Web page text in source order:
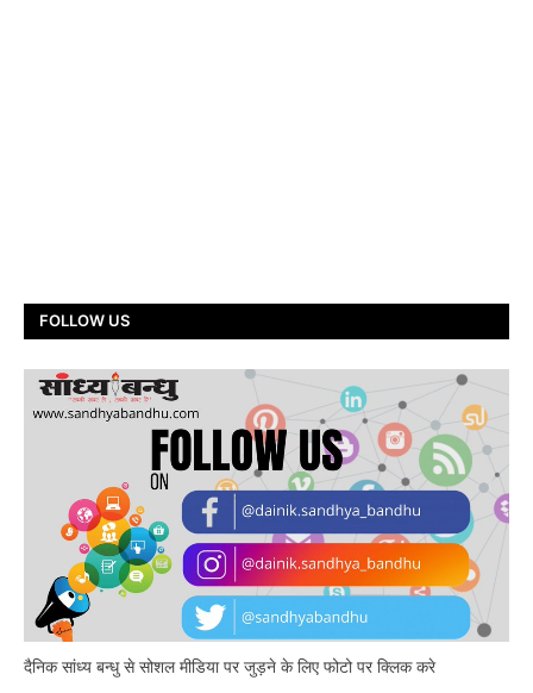
FOLLOW US
दैनिक सांध्य बन्धु से सोशल मीडिया पर जुड़ने के लिए फोटो पर क्लिक करे